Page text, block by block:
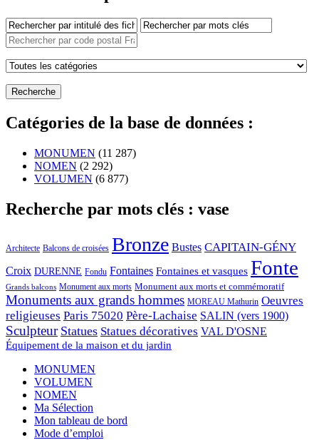
Catégories de la base de données :
MONUMEN (11 287)
NOMEN (2 292)
VOLUMEN (6 877)
Recherche par mots clés : vase
Architecte Balcons de croisées Bronze Bustes CAPITAIN-GÉNY
Croix DURENNE Fondu Fontaines Fontaines et vasques Fonte
Grands balcons Monument aux morts Monument aux morts et commémoratif
Monuments aux grands hommes MOREAU Mathurin Oeuvres
religieuses Paris 75020 Père-Lachaise SALIN (vers 1900)
Sculpteur Statues Statues décoratives VAL D'OSNE
Équipement de la maison et du jardin
MONUMEN
VOLUMEN
NOMEN
Ma Sélection
Mon tableau de bord
Mode d’emploi